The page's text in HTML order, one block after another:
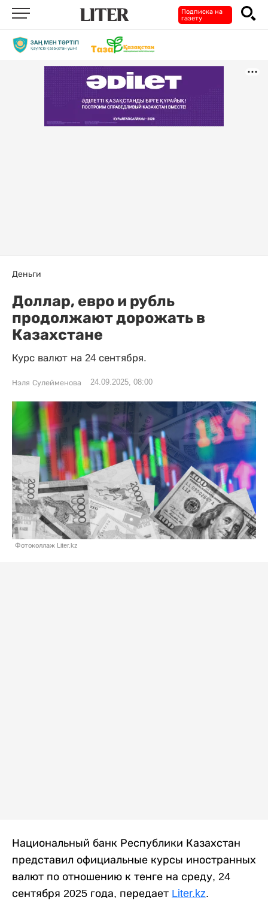
Подписка на
газету
Деньги
Доллар, евро и рубль
продолжают дорожать в
Казахстане
Курс валют на 24 сентября.
Нэля Сулейменова 24.09.2025, 08:00
Фотоколлаж Liter.kz
Национальный банк Республики Казахстан
представил официальные курсы иностранных
валют по отношению к тенге на среду, 24
сентября 2025 года, передает Liter.kz.